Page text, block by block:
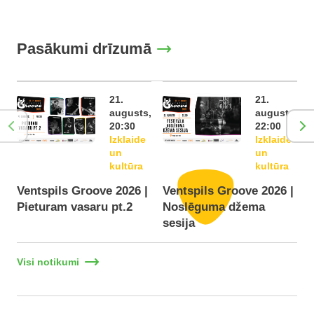
Pasākumi drīzumā
21.
augusts,
20:30
Izklaide
un
kultūra
Ventspils Groove 2026 |
Pieturam vasaru pt.2
21.
augusts,
22:00
Izklaide
un
kultūra
Ventspils Groove 2026 |
Noslēguma džema
sesija
Visi notikumi